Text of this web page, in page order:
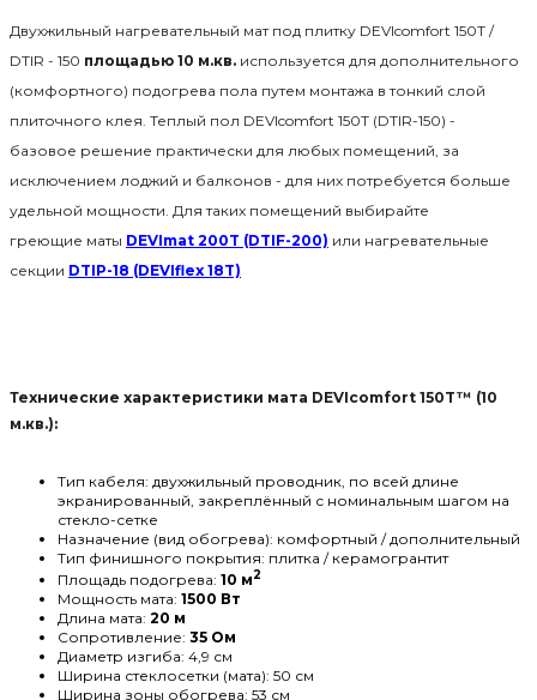
Двухжильный нагревательный мат под плитку DEVIcomfort 150T /
DTIR - 150 площадью 10 м.кв. используется для дополнительного
(комфортного) подогрева пола путем монтажа в тонкий слой
плиточного клея. Теплый пол DEVIcomfort 150T (DTIR-150) -
базовое решение практически для любых помещений, за
исключением лоджий и балконов - для них потребуется больше
удельной мощности. Для таких помещений выбирайте
греющие маты DEVImat 200T (DTIF-200) или нагревательные
секции DTIP-18 (DEVIflex 18T)
Технические характеристики мата DEVIcomfort 150T™ (10
м.кв.):
Тип кабеля: двухжильный проводник, по всей длине
экранированный, закреплённый с номинальным шагом на
стекло-сетке
Назначение (вид обогрева): комфортный / дополнительный
Тип финишного покрытия: плитка / керамогрантит
Площадь подогрева: 10 м2
Мощность мата: 1500 Вт
Длина мата: 20 м
Сопротивление: 35 Ом
Диаметр изгиба: 4,9 см
Ширина стеклосетки (мата): 50 см
Ширина зоны обогрева: 53 см